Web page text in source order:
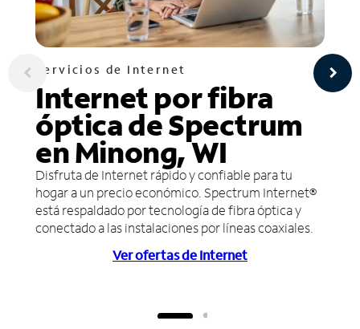
Servicios de Internet
Internet por fibra
óptica de Spectrum
en Minong, WI
Disfruta de Internet rápido y confiable para tu
hogar a un precio económico. Spectrum Internet®
está respaldado por tecnología de fibra óptica y
conectado a las instalaciones por líneas coaxiales.
Ver ofertas de Internet